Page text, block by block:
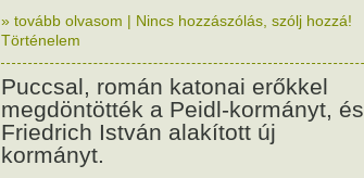
» tovább olvasom | Nincs hozzászólás, szólj hozzá!
Történelem
Puccsal, román katonai erőkkel
megdöntötték a Peidl-kormányt, és
Friedrich István alakított új
kormányt.